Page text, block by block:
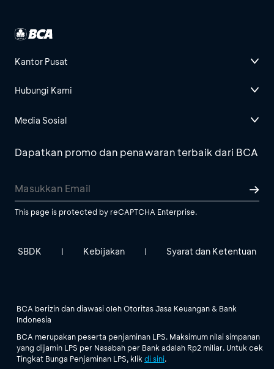
Kantor Pusat
Hubungi Kami
Media Sosial
Dapatkan promo dan penawaran terbaik dari BCA
This page is protected by reCAPTCHA Enterprise.
SBDK | Kebijakan | Syarat dan Ketentuan
BCA berizin dan diawasi oleh Otoritas Jasa Keuangan & Bank
Indonesia
BCA merupakan peserta penjaminan LPS. Maksimum nilai simpanan
yang dijamin LPS per Nasabah per Bank adalah Rp2 miliar. Untuk cek
Tingkat Bunga Penjaminan LPS, klik di sini.